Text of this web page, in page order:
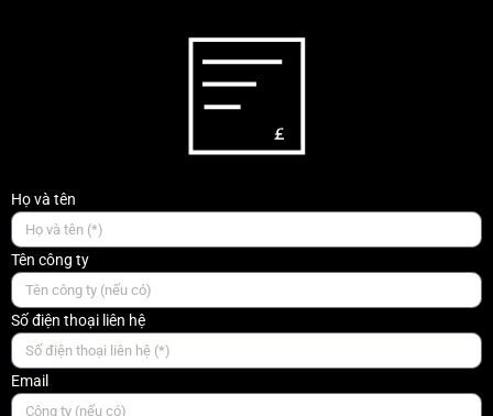
Họ và tên
Tên công ty
Số điện thoại liên hệ
Email